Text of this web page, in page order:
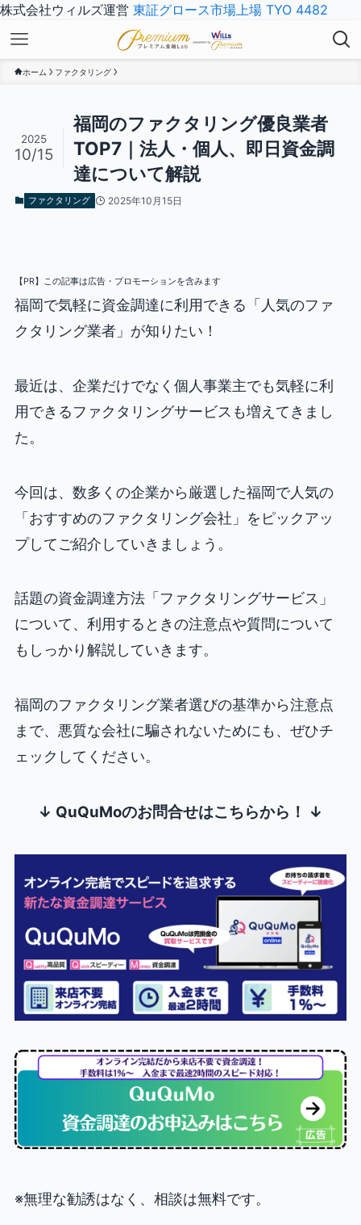
株式会社ウィルズ運営 東証グロース市場上場 TYO 4482
ホーム ファクタリング
福岡のファクタリング優良業者
TOP7｜法人・個人、即日資金調
達について解説
2025
10/15
ファクタリング 2025年10月15日
【PR】この記事は広告・プロモーションを含みます
福岡で気軽に資金調達に利用できる「人気のファ
クタリング業者」が知りたい！
最近は、企業だけでなく個人事業主でも気軽に利
用できるファクタリングサービスも増えてきまし
た。
今回は、数多くの企業から厳選した福岡で人気の
「おすすめのファクタリング会社」をピックアッ
プしてご紹介していきましょう。
話題の資金調達方法「ファクタリングサービス」
について、利用するときの注意点や質問について
もしっかり解説していきます。
福岡のファクタリング業者選びの基準から注意点
まで、悪質な会社に騙されないためにも、ぜひチ
ェックしてください。
↓ QuQuMoのお問合せはこちらから！ ↓
※無理な勧誘はなく、相談は無料です。